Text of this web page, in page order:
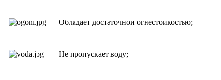
Обладает достаточной огнестойкостью;
Не пропускает воду;